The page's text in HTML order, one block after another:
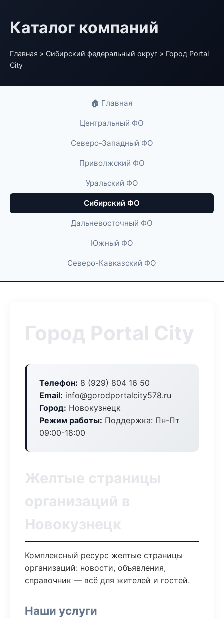
Каталог компаний
Главная » Сибирский федеральный округ » Город Portal
City
🏠 Главная
Центральный ФО
Северо-Западный ФО
Приволжский ФО
Уральский ФО
Сибирский ФО
Дальневосточный ФО
Южный ФО
Северо-Кавказский ФО
Город Portal City
Телефон: 8 (929) 804 16 50
Email: info@gorodportalcity578.ru
Город: Новокузнецк
Режим работы: Поддержка: Пн-Пт
09:00-18:00
Желтые страницы
организаций в
Новокузнецк
Комплексный ресурс желтые страницы
организаций: новости, объявления,
справочник — всё для жителей и гостей.
Наши услуги